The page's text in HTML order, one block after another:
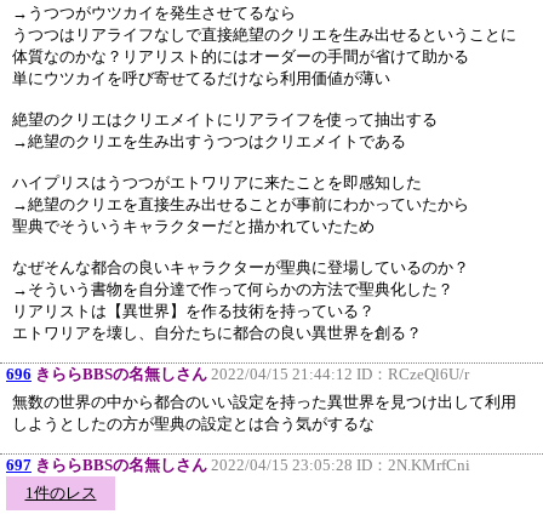
→うつつがウツカイを発生させてるなら
うつつはリアライフなしで直接絶望のクリエを生み出せるということに
体質なのかな？リアリスト的にはオーダーの手間が省けて助かる
単にウツカイを呼び寄せてるだけなら利用価値が薄い
絶望のクリエはクリエメイトにリアライフを使って抽出する
→絶望のクリエを生み出すうつつはクリエメイトである
ハイプリスはうつつがエトワリアに来たことを即感知した
→絶望のクリエを直接生み出せることが事前にわかっていたから
聖典でそういうキャラクターだと描かれていたため
なぜそんな都合の良いキャラクターが聖典に登場しているのか？
→そういう書物を自分達で作って何らかの方法で聖典化した？
リアリストは【異世界】を作る技術を持っている？
エトワリアを壊し、自分たちに都合の良い異世界を創る？
696 きららBBSの名無しさん 2022/04/15 21:44:12 ID： RCzeQl6U/r
無数の世界の中から都合のいい設定を持った異世界を見つけ出して利用
しようとしたの方が聖典の設定とは合う気がするな
697 きららBBSの名無しさん 2022/04/15 23:05:28 ID： 2N.KMrfCni
1件のレス